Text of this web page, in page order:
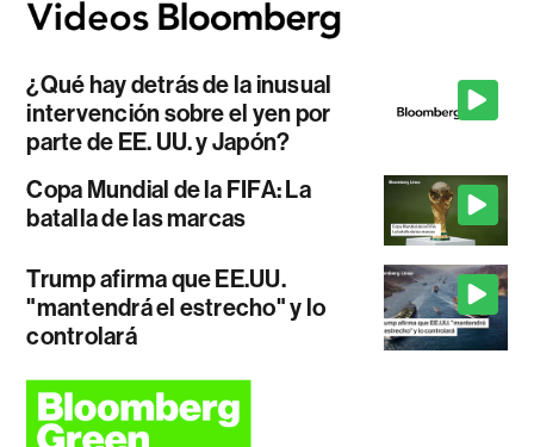
¿Qué hay detrás de la inusual
intervención sobre el yen por
parte de EE. UU. y Japón?
Copa Mundial de la FIFA: La
batalla de las marcas
Trump afirma que EE.UU.
"mantendrá el estrecho" y lo
controlará